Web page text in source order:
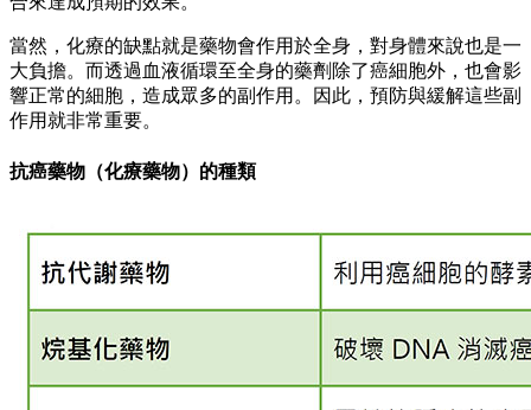
當然，化療的缺點就是藥物會作用於全身，對身體來說也是一
大負擔。而透過血液循環至全身的藥劑除了癌細胞外，也會影
響正常的細胞，造成眾多的副作用。因此，預防與緩解這些副
作用就非常重要。
抗癌藥物（化療藥物）的種類